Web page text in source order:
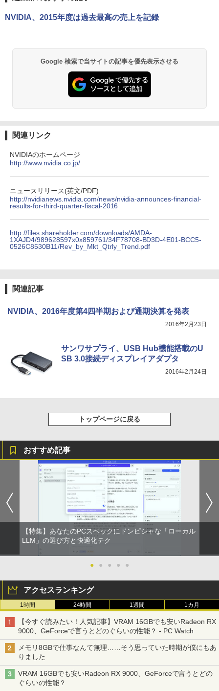
応】Webカメラ&テンキー付き ノートパ
ソコン 中古 パソコン メモリ 8GB 最大3
dows11 Pro 店長オススメ おまかせ 15.6
￥29,800
5
【中古】初心者も安心！おまかせゲーミ
ングセット SILVER 中古デスクトップPC
ボード・マウス[8世代 Corei5 8GB SSD2
￥65,980
質 デュアルモニター サブモニター ポー
タブルモニター 選べる9パータン
ンガンコミックス)
￥770
異世界居酒屋「のぶ」(22) (角川コミックス・
エース)
￥832
コミックスDIGITAL)
￥572
スーパーの裏でヤニ吸うふたり 9巻 (デジタル
版ビッグガンガンコミックス)
NVIDIA、2015年度は過去最高の売上を記録
Google 検索で当サイトの記事を優先表示させる
関連リンク
NVIDIAのホームページ
http://www.nvidia.co.jp/
ニュースリリース(英文/PDF)
http://nvidianews.nvidia.com/news/nvidia-announces-financial-
results-for-third-quarter-fiscal-2016
http://files.shareholder.com/downloads/AMDA-
1XAJD4/989628597x0x859761/34F78708-BD3D-4E01-BCC5-
0526C8530B11/Rev_by_Mkt_Qtrly_Trend.pdf
関連記事
NVIDIA、2016年度第4四半期および通期決算を発表
2016年2月23日
サンワサプライ、USB Hub機能搭載のU
SB 3.0接続ディスプレイアダプタ
2016年2月24日
トップページに戻る
おすすめ記事
【特集】あなたのPCスペックにドンピシャな「ローカル
LLM」の選び方と快適化テク
● ● ● ● ●
アクセスランキング
1時間 24時間 1週間 1カ月
【今すぐ読みたい！人気記事】VRAM 16GBでも安いRadeon RX
9000、GeForceで言うとどのぐらいの性能？ - PC Watch
メモリ8GBで仕事なんて無理……そう思っていた時期が僕にもあ
りました
VRAM 16GBでも安いRadeon RX 9000、GeForceで言うとどの
ぐらいの性能？